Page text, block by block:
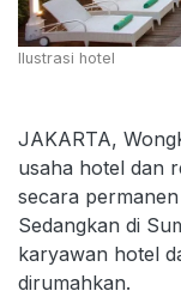
Ilustrasi hotel
JAKARTA,
usaha hotel dan
secara
Sedangkan di
karyawan hotel
dirumahkan.